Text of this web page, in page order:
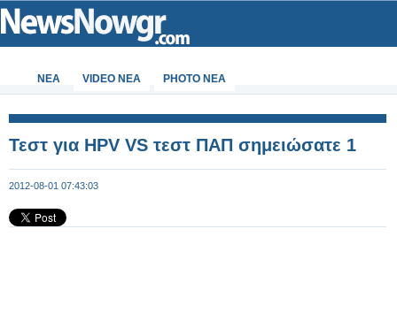
ΝΕΑ VIDEO NEA PHOTO NEA
Τεστ για HPV VS τεστ ΠΑΠ σημειώσατε 1
2012-08-01 07:43:03